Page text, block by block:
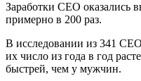
Заработки СЕО оказались
примерно в 200 раз.
В исследовании из 341
их число из года в год
быстрей, чем у мужчин.